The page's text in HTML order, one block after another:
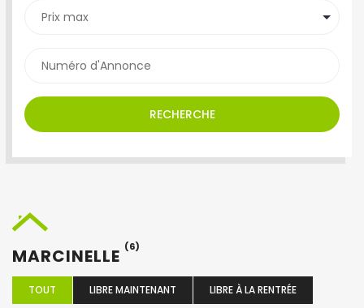
RECHERCHE
MARCINELLE (6)
TOUT LIBRE MAINTENANT LIBRE À LA RENTRÉE